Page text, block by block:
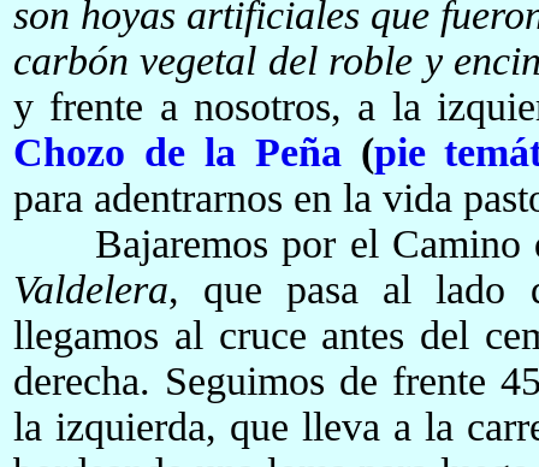
son hoyas artificiales que
carbón vegetal del roble y
y frente a nosotros, a la
Chozo de la Peña (pie
para adentrarnos en la vida
Bajaremos por el Camino
Valdelera, que pasa al lado
llegamos al cruce antes del
derecha. Seguimos de frente
la izquierda, que lleva a la